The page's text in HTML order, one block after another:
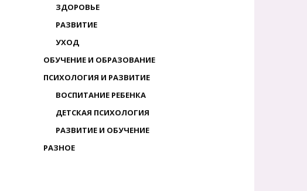
ЗДОРОВЬЕ
РАЗВИТИЕ
УХОД
ОБУЧЕНИЕ И ОБРАЗОВАНИЕ
ПСИХОЛОГИЯ И РАЗВИТИЕ
ВОСПИТАНИЕ РЕБЕНКА
ДЕТСКАЯ ПСИХОЛОГИЯ
РАЗВИТИЕ И ОБУЧЕНИЕ
РАЗНОЕ